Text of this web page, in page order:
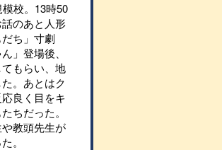
校。13時50
のあと人形
ち」寸劇
」登場後、
もらい、地
。あとはク
良く目をキ
ちだった。
教頭先生が
た。